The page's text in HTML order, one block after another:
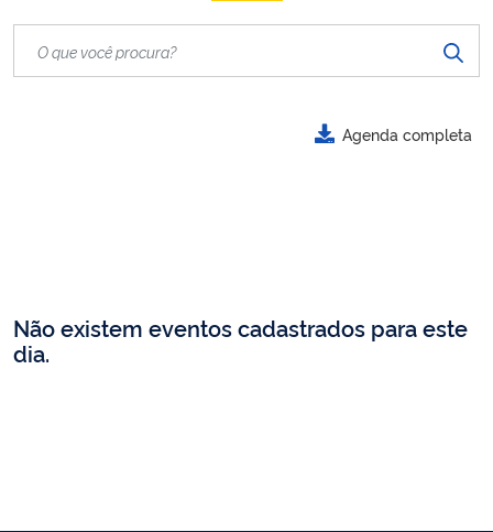
Agenda completa
Não existem eventos cadastrados para este
dia.